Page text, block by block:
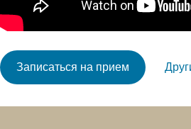
Записаться на прием